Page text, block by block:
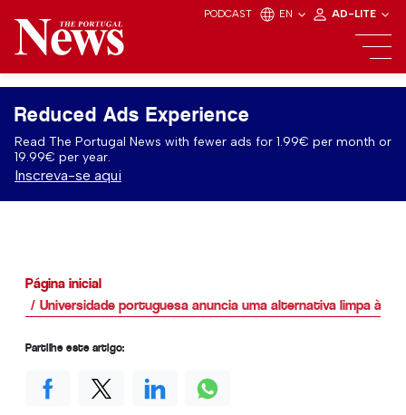
PODCAST EN AD-LITE
Reduced Ads Experience
Read The Portugal News with fewer ads for 1.99€ per month or
19.99€ per year.
Inscreva-se aqui
Página inicial
Universidade portuguesa anuncia uma alternativa limpa às
Partilhe este artigo: